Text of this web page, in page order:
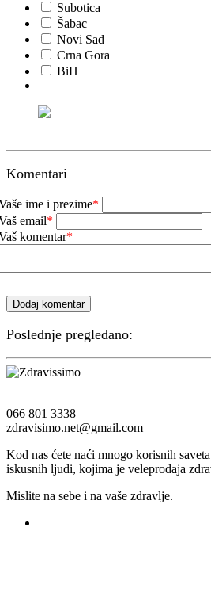
Subotica
Šabac
Novi Sad
Crna Gora
BiH
Komentari
ime i prezime*
email*
komentar*
Dodaj komentar
Poslednje pregledano:
066 801 3338
zdravisimo.net@gmail.com
Kod nas ćete naći mnogo korisnih
iskusnih ljudi, kojima je veleprodaja
Mislite na sebe i na vaše zdravlje.